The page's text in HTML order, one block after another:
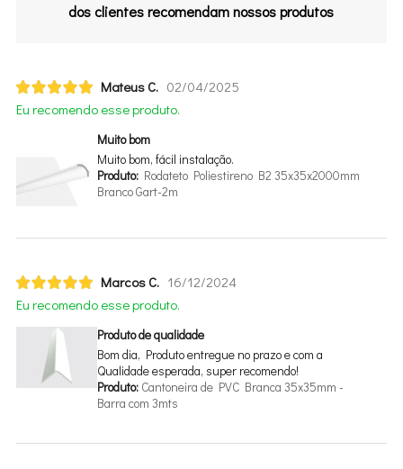
dos clientes recomendam nossos produtos
Mateus C. 02/04/2025
Eu recomendo esse produto.
Muito bom
Muito bom, fácil instalação.
Produto:Rodateto Poliestireno B2 35x35x2000mm
Branco Gart-2m
Marcos C. 16/12/2024
Eu recomendo esse produto.
Produto de qualidade
Bom dia, Produto entregue no prazo e com a
Qualidade esperada, super recomendo!
Produto:Cantoneira de PVC Branca 35x35mm -
Barra com 3mts